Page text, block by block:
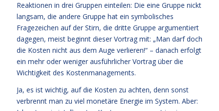
Reaktionen in drei Gruppen einteilen: Die eine Gruppe nickt
langsam, die andere Gruppe hat ein symbolisches
Fragezeichen auf der Stirn, die dritte Gruppe argumentiert
dagegen, meist beginnt dieser Vortrag mit: „Man darf doch
die Kosten nicht aus dem Auge verlieren!“ – danach erfolgt
ein mehr oder weniger ausführlicher Vortrag über die
Wichtigkeit des Kostenmanagements.
Ja, es ist wichtig, auf die Kosten zu achten, denn sonst
verbrennt man zu viel monetäre Energie im System. Aber: